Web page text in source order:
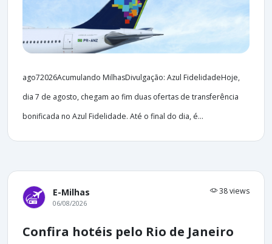
ago72026Acumulando MilhasDivulgação: Azul FidelidadeHoje,
dia 7 de agosto, chegam ao fim duas ofertas de transferência
bonificada no Azul Fidelidade. Até o final do dia, é...
E-Milhas 38 views
06/08/2026
Confira hotéis pelo Rio de Janeiro